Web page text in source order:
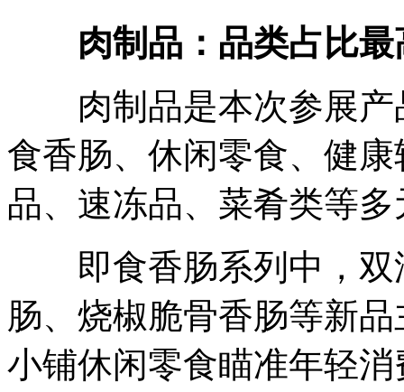
肉制品：品类占比最
肉制品是本次参展产
食香肠、休闲零食、健
品、速冻品、菜肴类等
即食香肠系列中，双
肠、烧椒脆骨香肠等新
小铺休闲零食瞄准年轻